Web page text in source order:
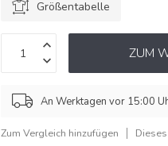
Größentabelle
ZUM
An Werktagen vor 15:00
Zum Vergleich hinzufügen